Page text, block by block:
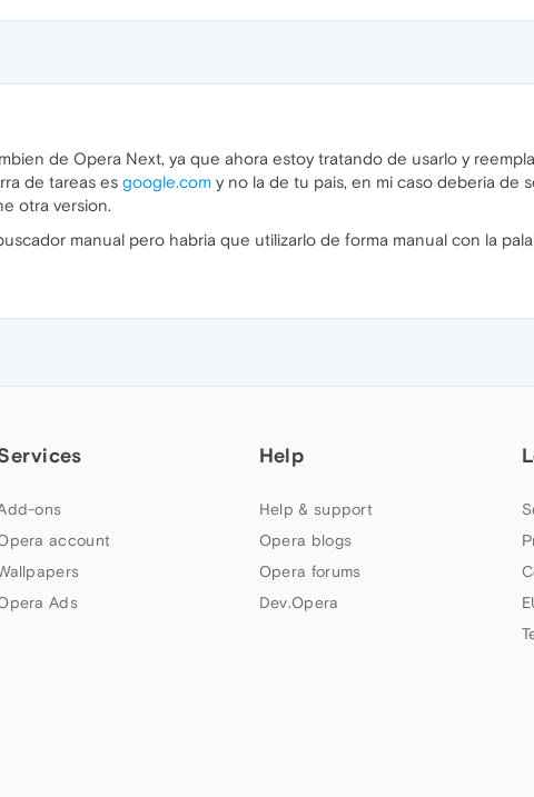
de Opera Next, ya que ahora estoy tratando de usarlo y
de tareas es google.com y no la de tu pais, en mi caso deberia de
otra version.
manual pero habria que utilizarlo de forma manual con la
ons
account
Ads
Help
Help & support
Opera blogs
Opera forums
Dev.Opera